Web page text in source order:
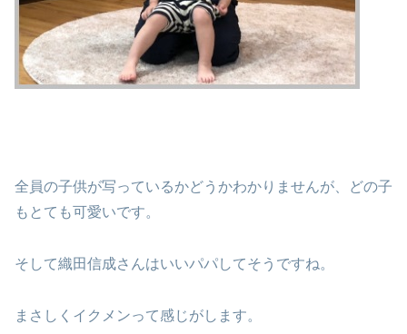
全員の子供が写っているかどうかわかりませんが、どの子
もとても可愛いです。
そして織田信成さんはいいパパしてそうですね。
まさしくイクメンって感じがします。